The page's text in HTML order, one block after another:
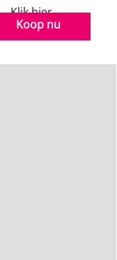
Klik hier
Koop nu